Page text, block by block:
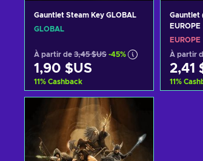
Gauntlet Steam Key GLOBAL
GLOBAL
À partir de 3,45 $US -45%
1,90 $US
11% Cashback
Ajouter au panier
Voir les offres
Gauntlet
EUROPE
EUROPE
À partir
2,41
11%